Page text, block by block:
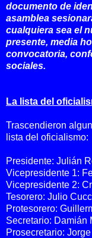
documento de
asamblea
cualquiera sea el
presente, media
convocatoria,
sociales.
La lista del
Trascendieron
lista del oficialismo:
Presidente: Julián
Vicepresidente 1:
Vicepresidente 2:
Tesorero: Julio
Protesorero:
Secretario: Damián
Prosecretario: